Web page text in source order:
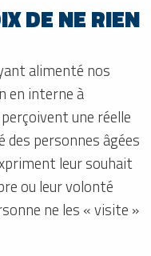
DE NE RIEN
alimenté nos
en interne à
une réelle
personnes âgées
leur souhait
ou leur volonté
ne les « visite »